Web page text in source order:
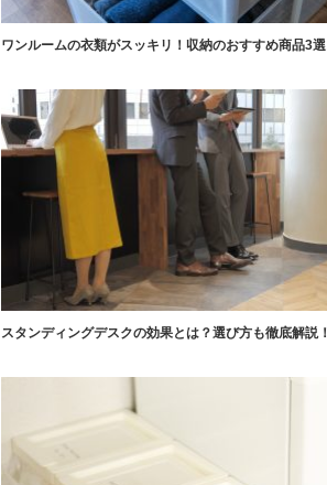
ワンルームの衣類がスッキリ！収納のおすすめ商品3選
スタンディングデスクの効果とは？選び方も徹底解説！